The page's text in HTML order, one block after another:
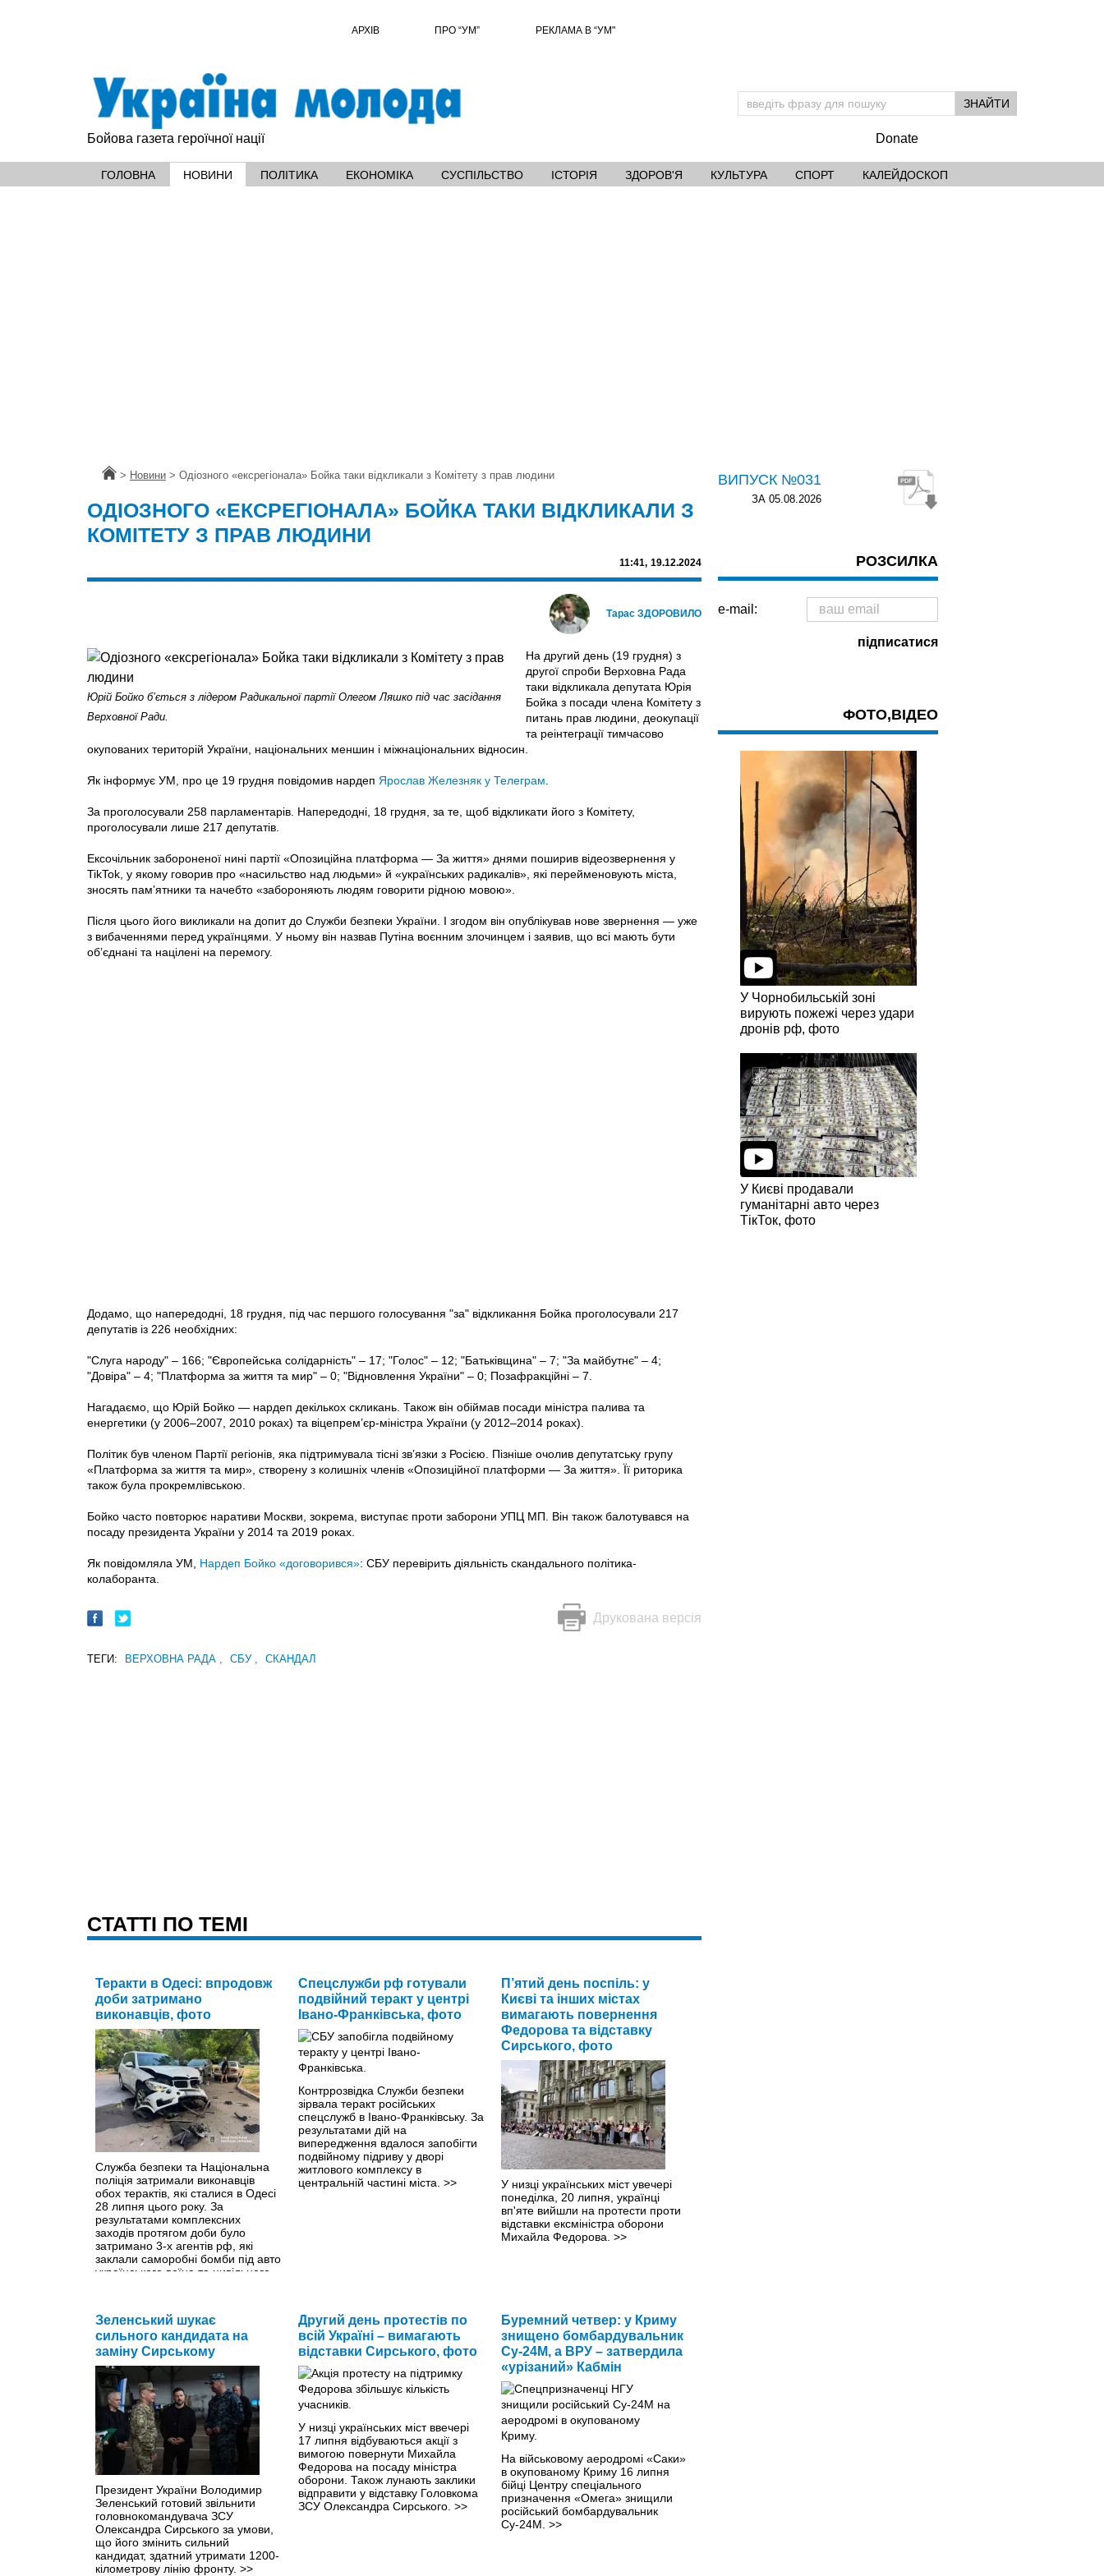
АРХІВ ПРО “УМ” РЕКЛАМА В “УМ"
Бойова газета героїчної нації Donate
ГОЛОВНА НОВИНИ ПОЛІТИКА ЕКОНОМІКА СУСПІЛЬСТВО ІСТОРІЯ ЗДОРОВ'Я КУЛЬТУРА СПОРТ КАЛЕЙДОСКОП
Головна
> Новини > Одіозного «ексрегіонала» Бойка таки відкликали з Комітету з прав людини
ОДІОЗНОГО «ЕКСРЕГІОНАЛА» БОЙКА ТАКИ ВІДКЛИКАЛИ З
КОМІТЕТУ З ПРАВ ЛЮДИНИ
11:41, 19.12.2024
Тарас ЗДОРОВИЛО
Юрій Бойко бʼється з лідером Радикальної партії Олегом Ляшко під час засідання
Верховної Ради.
На другий день (19 грудня) з
другої спроби Верховна Рада
таки відкликала депутата Юрія
Бойка з посади члена Комітету з
питань прав людини, деокупації
та реінтеграції тимчасово
окупованих територій України, національних меншин і міжнаціональних відносин.
Як інформує УМ, про це 19 грудня повідомив нардеп Ярослав Железняк у Телеграм
За проголосували 258 парламентарів. Напередодні, 18 грудня, за те, щоб відкликати його з Комітету,
проголосували лише 217 депутатів.
Ексочільник забороненої нині партії «Опозиційна платформа — За життя» днями поширив відеозвернення у
TikTok, у якому говорив про «насильство над людьми» й «українських радикалів», які перейменовують міста,
зносять памʼятники та начебто «забороняють людям говорити рідною мовою».
Після цього його викликали на допит до Служби безпеки України. І згодом він опублікував нове звернення — уже
з вибаченнями перед українцями. У ньому він назвав Путіна воєнним злочинцем і заявив, що всі мають бути
обʼєднані та націлені на перемогу.
Додамо, що напередодні, 18 грудня, під час першого голосування "за" відкликання Бойка проголосували 217
депутатів із 226 необхідних:
"Слуга народу" – 166; "Європейська солідарність" – 17; "Голос" – 12; "Батьківщина" – 7; "За майбутнє" – 4;
"Довіра" – 4; "Платформа за життя та мир" – 0; "Відновлення України" – 0; Позафракційні – 7.
Нагадаємо, що Юрій Бойко — нардеп декількох скликань. Також він обіймав посади міністра палива та
енергетики (у 2006–2007, 2010 роках) та віцепрем’єр-міністра України (у 2012–2014 роках).
Політик був членом Партії регіонів, яка підтримувала тісні зв’язки з Росією. Пізніше очолив депутатську групу
«Платформа за життя та мир», створену з колишніх членів «Опозиційної платформи — За життя». Її риторика
також була прокремлівською.
Бойко часто повторює наративи Москви, зокрема, виступає проти заборони УПЦ МП. Він також балотувався на
посаду президента України у 2014 та 2019 роках.
Як повідомляла УМ, Нардеп Бойко «договорився»: СБУ перевірить діяльність скандального політика-
колаборанта.
Друкована версія
ТЕГИ: ВЕРХОВНА РАДА СБУ СКАНДАЛ
CТАТТІ ПО ТЕМІ
Теракти в Одесі: впродовж
доби затримано
виконавців, фото
Служба безпеки та Національна
поліція затримали виконавців
обох терактів, які сталися в Одесі
28 липня цього року. За
результатами комплексних
заходів протягом доби було
затримано 3-х агентів рф, які
заклали саморобні бомби під авто
українського воїна та цивільного
Спецслужби рф готували
подвійний теракт у центрі
Івано-Франківська, фото
Контррозвідка Служби безпеки
зірвала теракт російських
спецслужб в Івано-Франківську. За
результатами дій на
випередження вдалося запобігти
подвійному підриву у дворі
житлового комплексу в
центральній частині міста. >>
П’ятий день поспіль: у
Києві та інших містах
вимагають повернення
Федорова та відставку
Сирського, фото
У низці українських міст увечері
понеділка, 20 липня, українці
вп'яте вийшли на протести проти
відставки ексміністра оборони
Михайла Федорова. >>
Зеленський шукає
сильного кандидата на
заміну Сирському
Президент України Володимир
Зеленський готовий звільнити
головнокомандувача ЗСУ
Олександра Сирського за умови,
що його змінить сильний
кандидат, здатний утримати 1200-
кілометрову лінію фронту. >>
Другий день протестів по
всій Україні – вимагають
відставки Сирського, фото
У низці українських міст ввечері
17 липня відбуваються акції з
вимогою повернути Михайла
Федорова на посаду міністра
оборони. Також лунають заклики
відправити у відставку Головкома
ЗСУ Олександра Сирського. >>
Буремний четвер: у Криму
знищено бомбардувальник
Су-24М, а ВРУ – затвердила
«урізаний» Кабмін
На військовому аеродромі «Саки»
в окупованому Криму 16 липня
бійці Центру спеціального
призначення «Омега» знищили
російський бомбардувальник
Су-24М. >>
ВИПУСК №031
ЗА 05.08.2026
РОЗСИЛКА
e-mail:
ФОТО,ВІДЕО
У Чорнобильській зоні
вирують пожежі через удари
дронів рф, фото
У Києві продавали
гуманітарні авто через
ТікТок, фото